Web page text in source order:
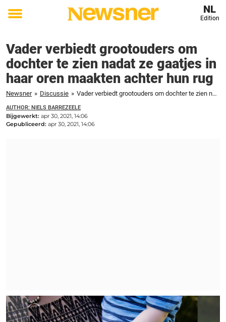
Toggle
NL
Edition
Vader verbiedt grootouders om
dochter te zien nadat ze gaatjes in
haar oren maakten achter hun rug
Newsner » Discussie » Vader verbiedt grootouders om dochter te zien nadat ze gaatjes in haar oren maakten achter hun rug
AUTHOR: NIELS BARREZEELE
Bijgewerkt: apr 30, 2021, 14:06
Gepubliceerd: apr 30, 2021, 14:06